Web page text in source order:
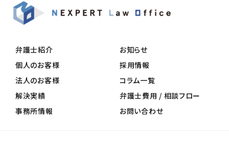
弁護士紹介
個人のお客様
法人のお客様
解決実績
事務所情報
お知らせ
採用情報
コラム一覧
弁護士費用 / 相談フロー
お問い合わせ